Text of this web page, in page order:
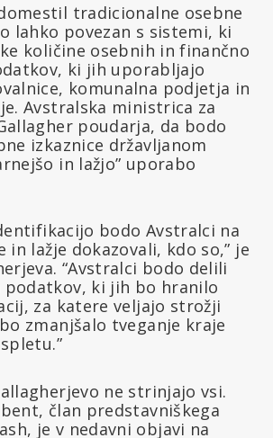
tradicionalne osebne
lahko povezan s sistemi, ki
količine osebnih in finančno
ki jih uporabljajo
komunalna podjetja in
Avstralska ministrica za
poudarja, da bodo
izkaznice državljanom
in lažjo” uporabo
bodo Avstralci na
in lažje dokazovali, kdo so,” je
“Avstralci bodo delili
podatkov, ki jih bo hranilo
za katere veljajo strožji
zmanjšalo tveganje kraje
ne strinjajo vsi.
član predstavniškega
je v nedavni objavi na